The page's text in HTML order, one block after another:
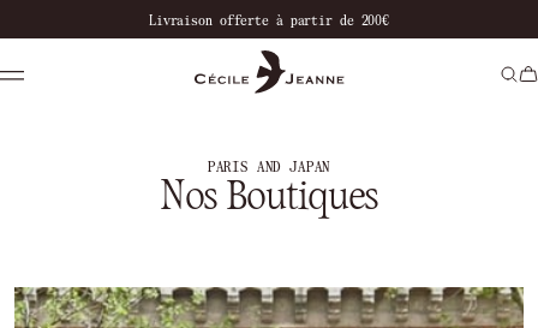
Livraison offerte à partir de 200€
PARIS AND JAPAN
Nos Boutiques